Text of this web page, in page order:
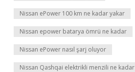
Nissan ePower 100 km ne kadar yakar
Nissan epower batarya ömrü ne kadar
Nissan ePower nasıl şarj oluyor
Nissan Qashqai elektrikli menzili ne kadar